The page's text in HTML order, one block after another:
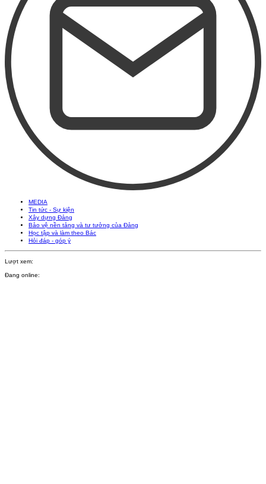
MEDIA
Tin tức - Sự kiện
Xây dựng Đảng
Bảo vệ nền tảng và tư tưởng của Đảng
Học tập và làm theo Bác
Hỏi đáp - góp ý
Lượt xem:
Đang online: